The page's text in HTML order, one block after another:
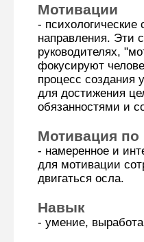
Мотивации
-
направления. Эти
руководителях,
фокусируют
процесс создания
для достижения
обязанностями и
Мотивация по
- намеренное и
для мотивации
двигаться осла.
Навык
- умение,